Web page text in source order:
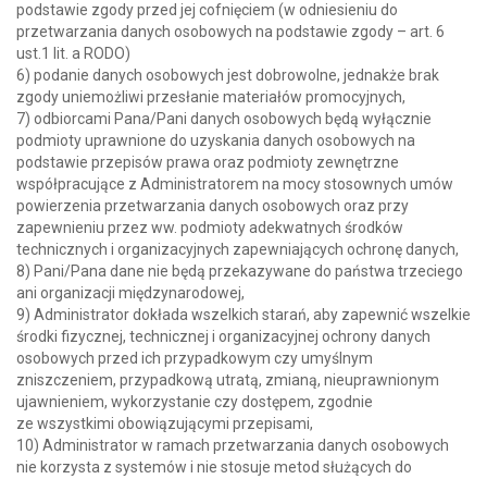
podstawie zgody przed jej cofnięciem (w odniesieniu do
przetwarzania danych osobowych na podstawie zgody – art. 6
ust.1 lit. a RODO)
6) podanie danych osobowych jest dobrowolne, jednakże brak
zgody uniemożliwi przesłanie materiałów promocyjnych,
7) odbiorcami Pana/Pani danych osobowych będą wyłącznie
podmioty uprawnione do uzyskania danych osobowych na
podstawie przepisów prawa oraz podmioty zewnętrzne
współpracujące z Administratorem na mocy stosownych umów
powierzenia przetwarzania danych osobowych oraz przy
zapewnieniu przez ww. podmioty adekwatnych środków
technicznych i organizacyjnych zapewniających ochronę danych,
8) Pani/Pana dane nie będą przekazywane do państwa trzeciego
ani organizacji międzynarodowej,
9) Administrator dokłada wszelkich starań, aby zapewnić wszelkie
środki fizycznej, technicznej i organizacyjnej ochrony danych
osobowych przed ich przypadkowym czy umyślnym
zniszczeniem, przypadkową utratą, zmianą, nieuprawnionym
ujawnieniem, wykorzystanie czy dostępem, zgodnie
ze wszystkimi obowiązującymi przepisami,
10) Administrator w ramach przetwarzania danych osobowych
nie korzysta z systemów i nie stosuje metod służących do